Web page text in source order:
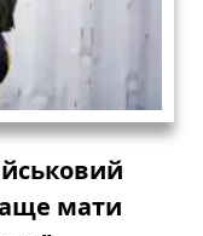
мати